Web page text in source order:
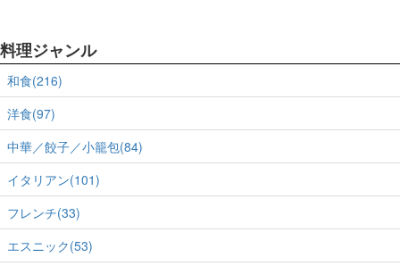
料理ジャンル
和食(216)
洋食(97)
中華／餃子／小籠包(84)
イタリアン(101)
フレンチ(33)
エスニック(53)